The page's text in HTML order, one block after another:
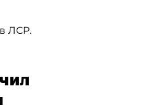
ЛСР.